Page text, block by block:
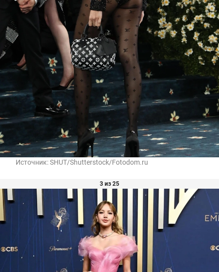
Источник:SHUT/Shutterstock/Fotodom.ru
3 из 25